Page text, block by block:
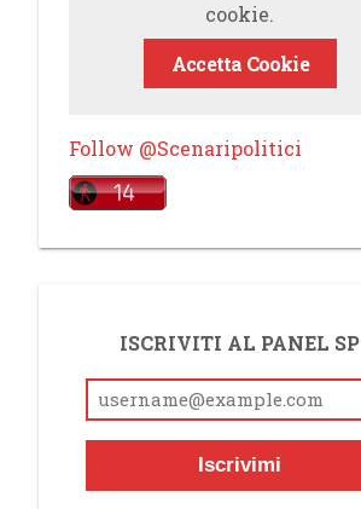
cookie.
Accetta Cookie
Follow @Scenaripolitici
ISCRIVITI AL PANEL SP
Iscrivimi